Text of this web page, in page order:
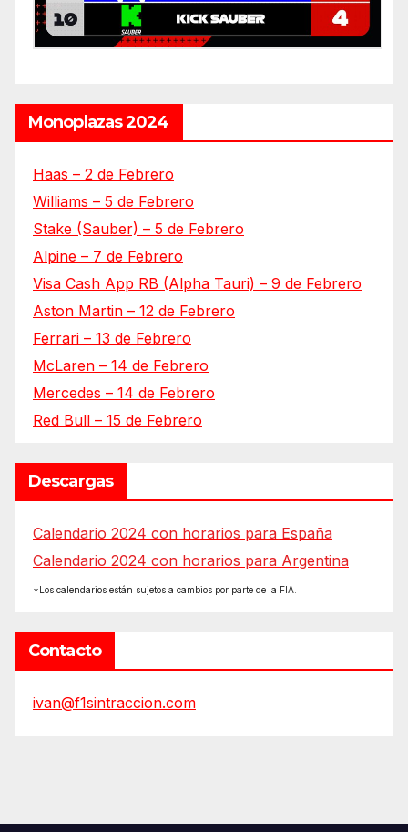
Monoplazas 2024
Haas – 2 de Febrero
Williams – 5 de Febrero
Stake (Sauber) – 5 de Febrero
Alpine – 7 de Febrero
Visa Cash App RB (Alpha Tauri) – 9 de Febrero
Aston Martin – 12 de Febrero
Ferrari – 13 de Febrero
McLaren – 14 de Febrero
Mercedes – 14 de Febrero
Red Bull – 15 de Febrero
Descargas
Calendario 2024 con horarios para España
Calendario 2024 con horarios para Argentina
*Los calendarios están sujetos a cambios por parte de la FIA.
Contacto
ivan@f1sintraccion.com